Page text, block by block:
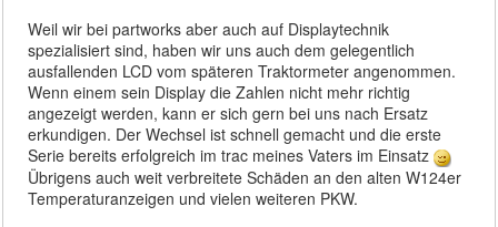
Weil wir bei partworks aber auch auf Displaytechnik
spezialisiert sind, haben wir uns auch dem gelegentlich
ausfallenden LCD vom späteren Traktormeter angenommen.
Wenn einem sein Display die Zahlen nicht mehr richtig
angezeigt werden, kann er sich gern bei uns nach Ersatz
erkundigen. Der Wechsel ist schnell gemacht und die erste
Serie bereits erfolgreich im trac meines Vaters im Einsatz
Übrigens auch weit verbreitete Schäden an den alten W124er
Temperaturanzeigen und vielen weiteren PKW.